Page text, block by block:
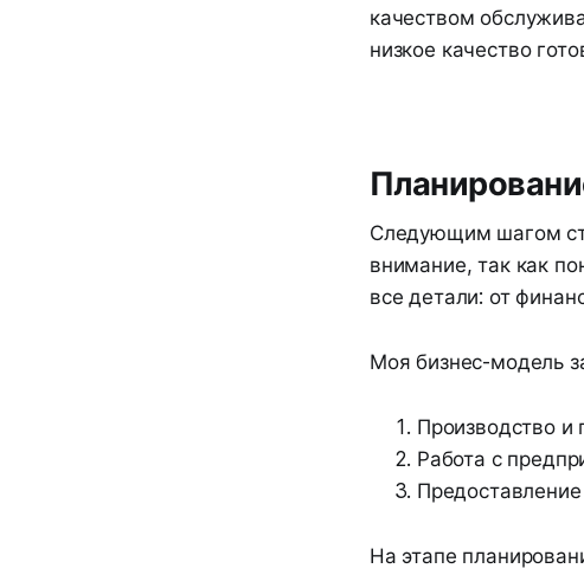
качеством
низкое качество
Следующим шагом
внимание, так как
все детали: от
Моя бизнес-модель
Производство и
Работа с
Предоставление
На этапе